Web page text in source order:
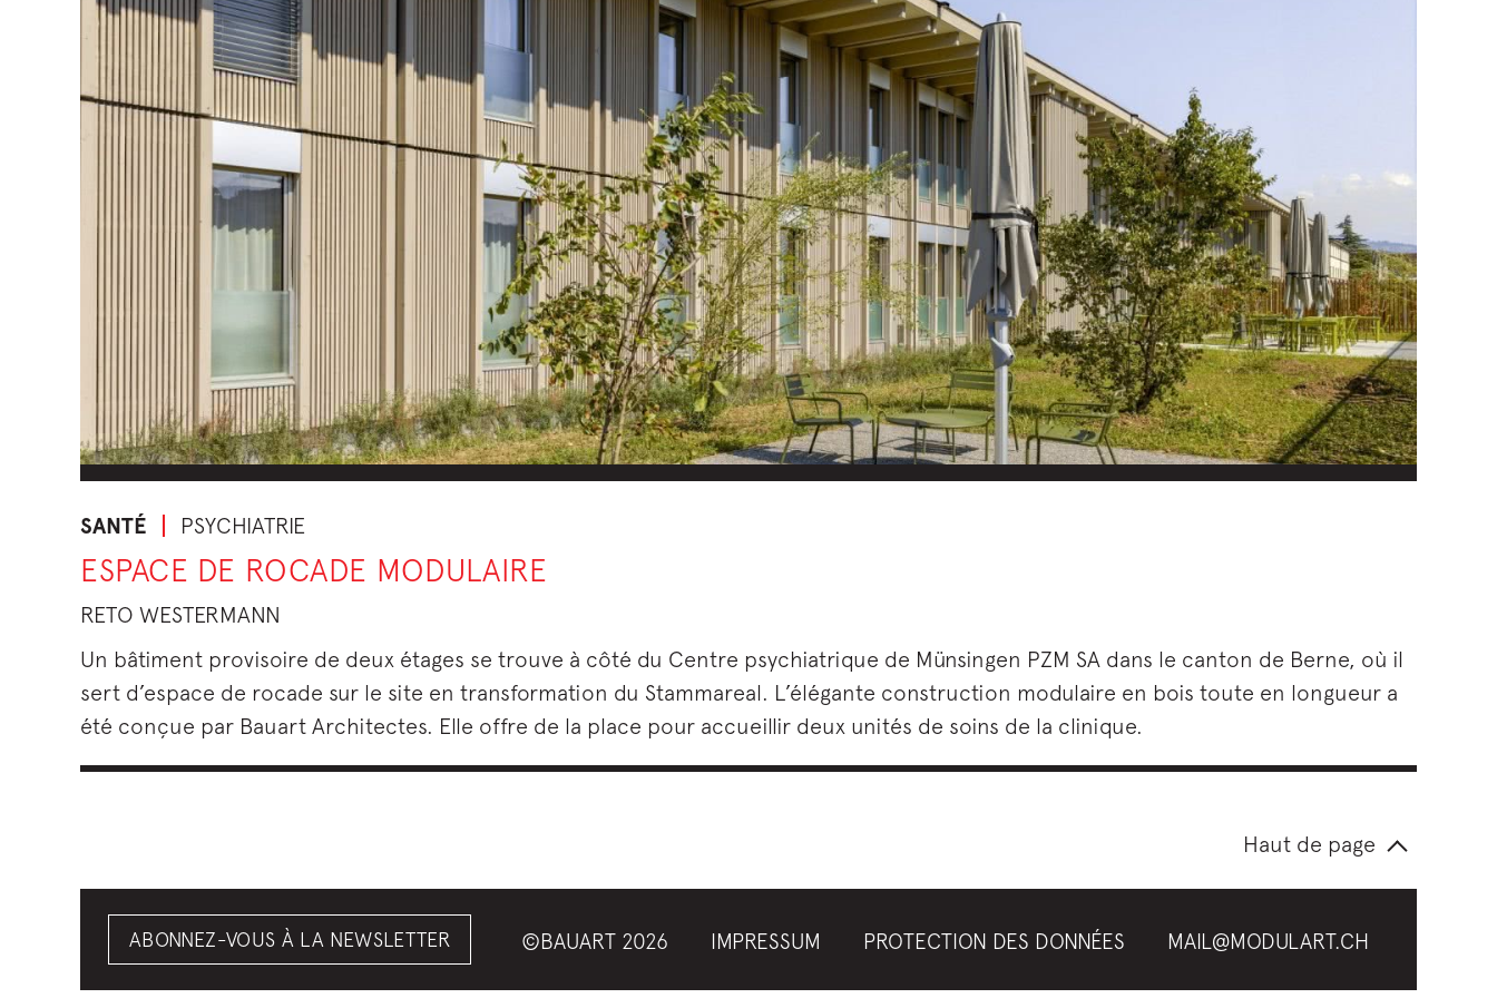
SANTÉ PSYCHIATRIE
ESPACE DE ROCADE MODULAIRE
RETO WESTERMANN
Un bâtiment provisoire de deux étages se trouve à côté du Centre psychiatrique de Münsingen PZM SA dans le canton de Berne, où il
sert d’espace de rocade sur le site en transformation du Stammareal. L’élégante construction modulaire en bois toute en longueur a
été conçue par Bauart Architectes. Elle offre de la place pour accueillir deux unités de soins de la clinique.
Haut de page
ABONNEZ-VOUS À LA NEWSLETTER ©BAUART 2026 IMPRESSUM PROTECTION DES DONNÉES MAIL@MODULART.CH